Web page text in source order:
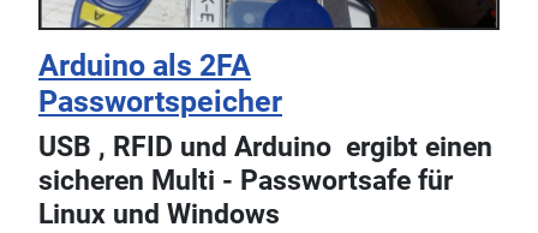
Arduino als 2FA
Passwortspeicher
USB , RFID und Arduino ergibt einen
sicheren Multi - Passwortsafe für
Linux und Windows